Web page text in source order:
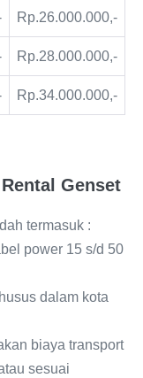
Rp.26.000.000,-
Rp.28.000.000,-
Rp.34.000.000,-
Genset
termasuk :
power 15 s/d 50
dalam kota
biaya transport
sesuai